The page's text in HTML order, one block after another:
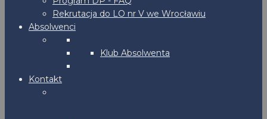
Rekrutacja do LO nr V we Wrocławiu
Absolwenci
Klub Absolwenta
Kontakt